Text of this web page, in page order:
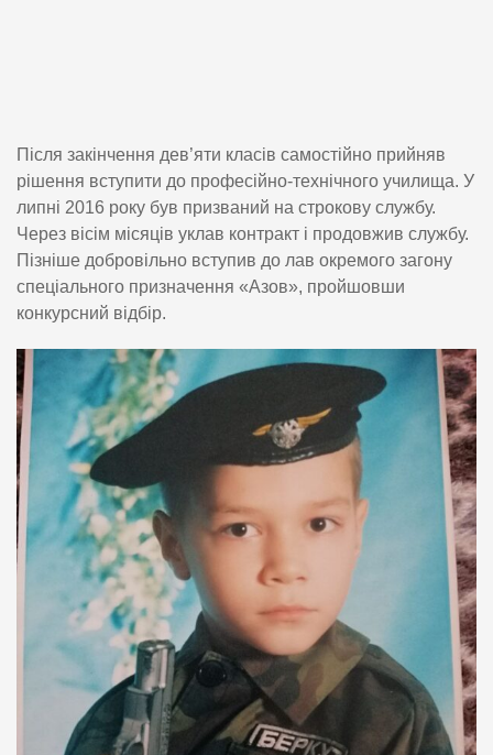
Після закінчення дев’яти класів самостійно прийняв
рішення вступити до професійно-технічного училища. У
липні 2016 року був призваний на строкову службу.
Через вісім місяців уклав контракт і продовжив службу.
Пізніше добровільно вступив до лав окремого загону
спеціального призначення «Азов», пройшовши
конкурсний відбір.